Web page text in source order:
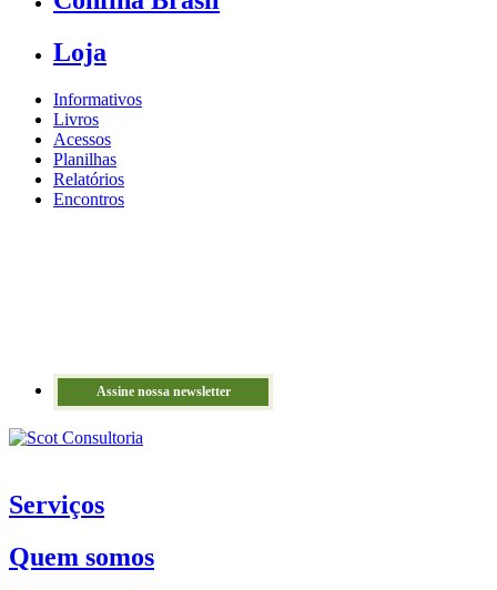
Loja
Informativos
Livros
Acessos
Planilhas
Relatórios
Encontros
Assine nossa newsletter
Serviços
Quem somos